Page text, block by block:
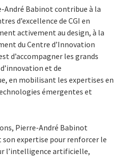
André Babinot contribue à la
d’excellence de CGI en
activement au design, à la
du Centre d’Innovation
d’accompagner les grands
et de
en mobilisant les expertises en
émergentes et
Pierre-André Babinot
expertise pour renforcer le
l’intelligence artificielle,